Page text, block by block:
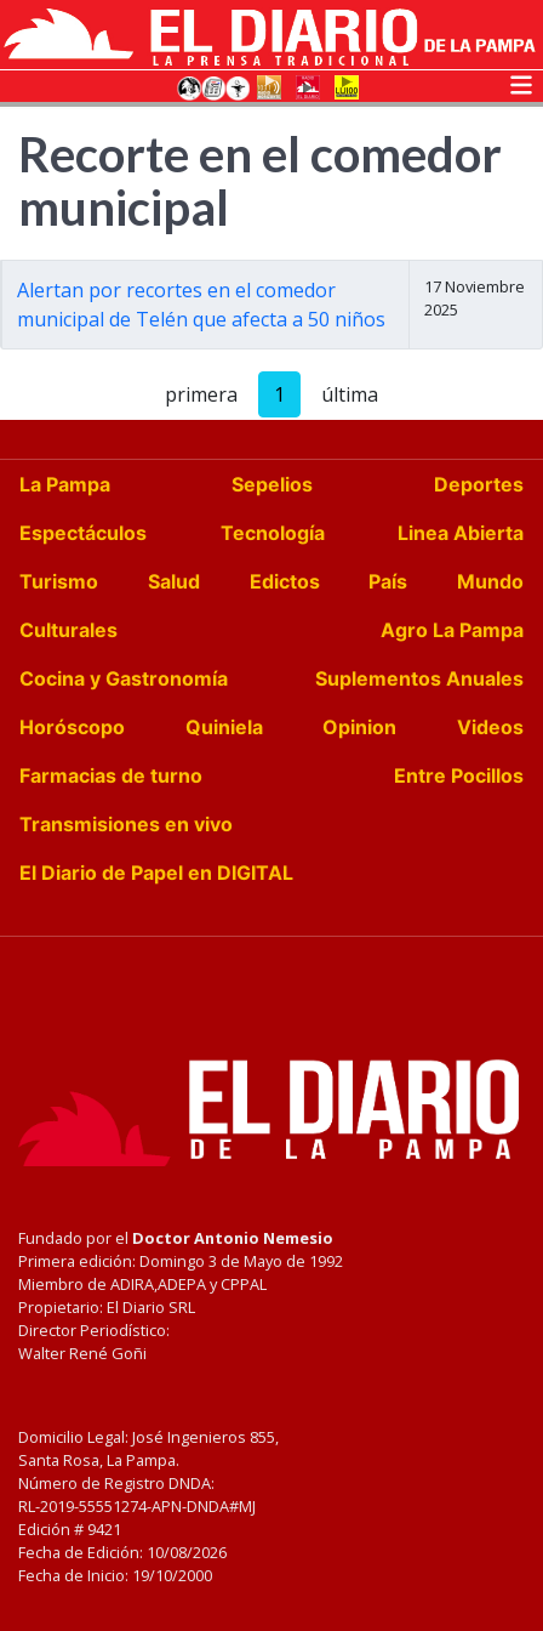
Recorte en el comedor
municipal
Alertan por recortes en el comedor
municipal de Telén que afecta a 50 niños
17 Noviembre
2025
primera 1 última
La Pampa Sepelios
Deportes
Espectáculos
Tecnología
Linea Abierta
Turismo
Salud Edictos País
Mundo
Culturales
Agro La Pampa
Cocina y Gastronomía
Suplementos Anuales
Horóscopo
Quiniela Opinion
Videos
Farmacias de turno
Entre Pocillos
Transmisiones en vivo
El Diario de Papel en DIGITAL
Fundado por el Doctor Antonio Nemesio
Primera edición: Domingo 3 de Mayo de 1992
Miembro de ADIRA,ADEPA y CPPAL
Propietario: El Diario SRL
Director Periodístico:
Walter René Goñi
Domicilio Legal: José Ingenieros 855,
Santa Rosa, La Pampa.
Número de Registro DNDA:
RL-2019-55551274-APN-DNDA#MJ
Edición # 9421
Fecha de Edición: 10/08/2026
Fecha de Inicio: 19/10/2000